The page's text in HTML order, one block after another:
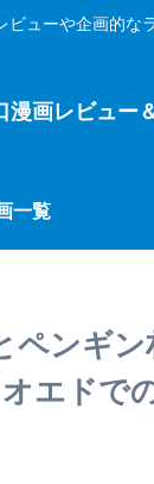
ビューや企画的な
漫画レビュー
一覧
ペンギ
エドで